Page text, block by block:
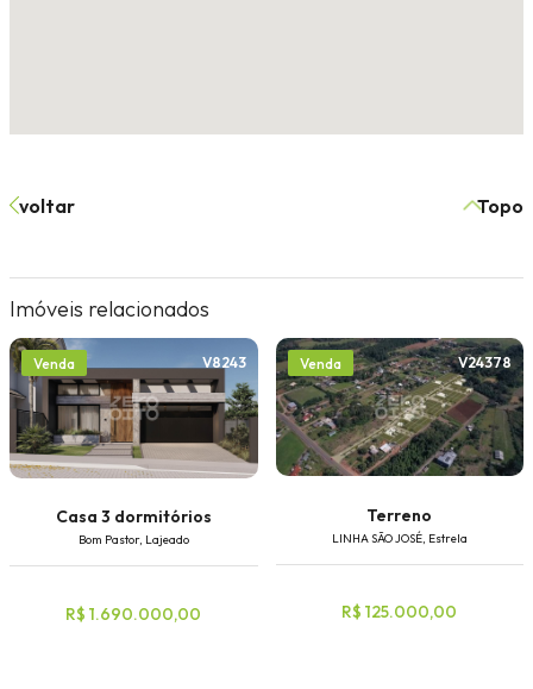
voltar Topo
Imóveis relacionados
Venda V8243
Casa 3 dormitórios
Bom Pastor, Lajeado
R$ 1.690.000,00
Venda V24378
Terreno
LINHA SÃO JOSÉ, Estrela
R$ 125.000,00